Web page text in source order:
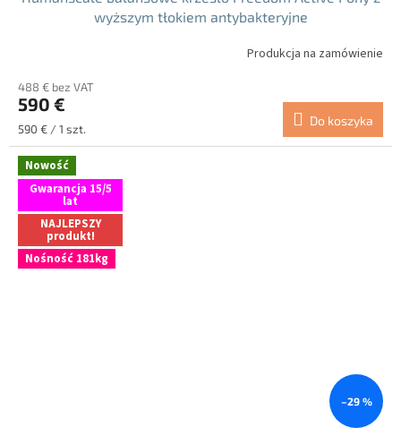
wyższym tłokiem antybakteryjne
Produkcja na zamówienie
488 € bez VAT
590 €
Cena
jednostkowa:
590 € / 1 szt.
Do koszyka
Nowość
Gwarancja 15/5
lat
NAJLEPSZY
produkt!
Nośność 181kg
–29 %